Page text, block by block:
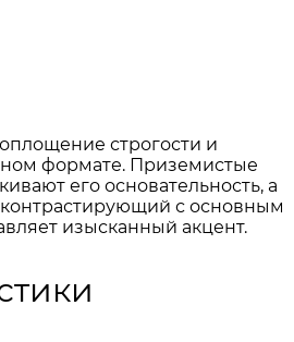
строгости и
формате. Приземистые
его основательность, а
с основным
изысканный акцент.